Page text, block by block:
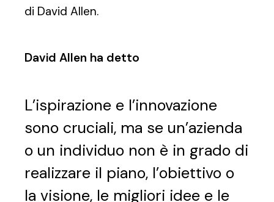
di David Allen.
David Allen ha detto
L’ispirazione e l’innovazione
sono cruciali, ma se un’azienda
o un individuo non è in grado di
realizzare il piano, l’obiettivo o
la visione, le migliori idee e le